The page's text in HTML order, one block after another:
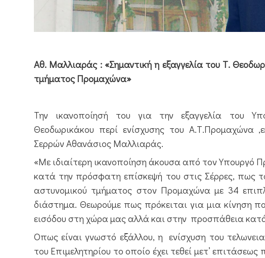
Αθ. Μαλλιαράς : «Σημαντική η εξαγγελία του Τ.
τμήματος Προμαχώνα»
Την ικανοποίησή του για την εξαγγελία του
Θεοδωρικάκου περί ενίσχυσης του Α.Τ.Προμαχώνα
Σερρών Αθανάσιος Μαλλιαράς.
«Με ιδιαίτερη ικανοποίηση άκουσα από τον Υπουργό
κατά την πρόσφατη επίσκεψή του στις Σέρρες, πως το
αστυνομικού τμήματος στον Προμαχώνα με 34
διάστημα. Θεωρούμε πως πρόκειται για μια κίνηση
εισόδου στη χώρα μας αλλά και στην προσπάθεια
Όπως είναι γνωστό εξάλλου, η ενίσχυση του
του Επιμελητηρίου το οποίο έχει τεθεί μετ’